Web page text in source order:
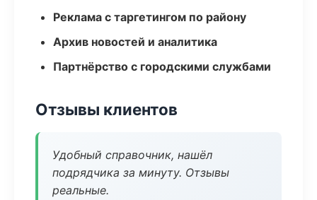
Реклама с таргетингом по району
Архив новостей и аналитика
Партнёрство с городскими службами
Отзывы клиентов
Удобный справочник, нашёл
подрядчика за минуту. Отзывы
реальные.